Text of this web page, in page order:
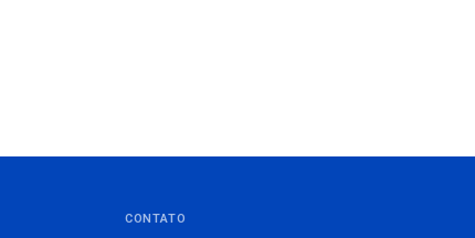
CONTATO